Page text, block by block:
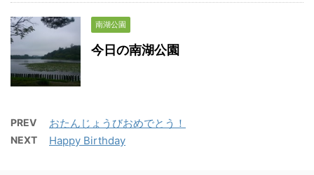
南湖公園
今日の南湖公園
PREV おたんじょうびおめでとう！
NEXT Happy Birthday